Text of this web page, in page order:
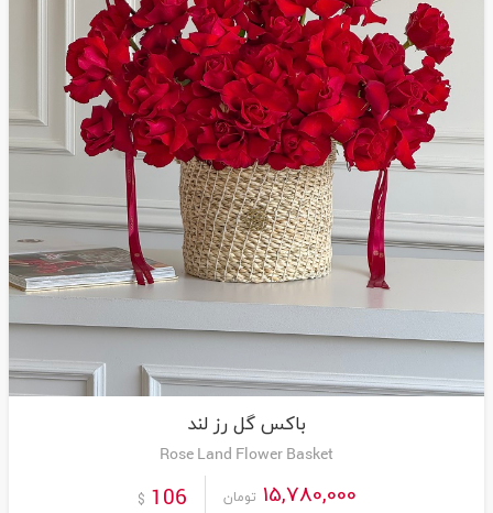
باکس گل رز لند
Rose Land Flower Basket
15,780,000 تومان 106
$